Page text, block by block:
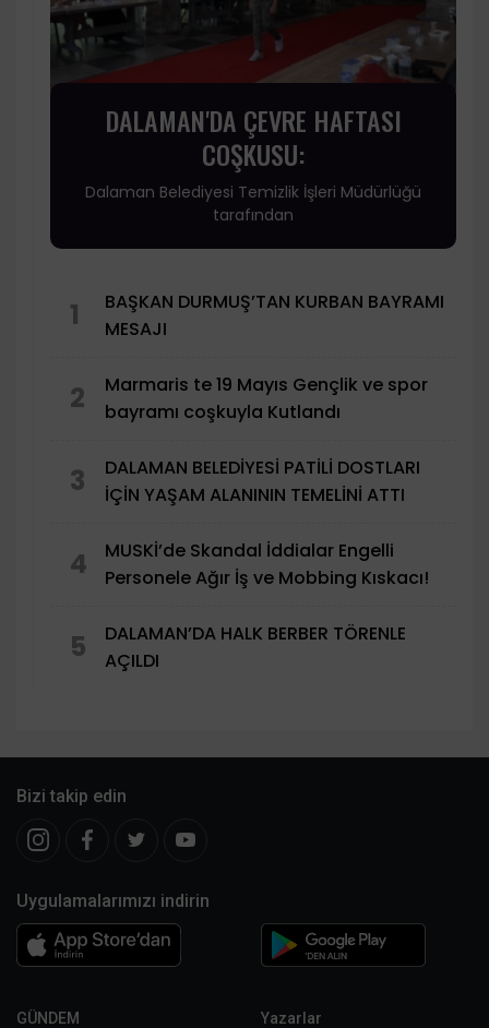
DALAMAN'DA ÇEVRE HAFTASI
COŞKUSU:
Dalaman Belediyesi Temizlik İşleri Müdürlüğü
tarafından
1
BAŞKAN DURMUŞ’TAN KURBAN BAYRAMI
MESAJI
2
Marmaris te 19 Mayıs Gençlik ve spor
bayramı coşkuyla Kutlandı
3
DALAMAN BELEDİYESİ PATİLİ DOSTLARI
İÇİN YAŞAM ALANININ TEMELİNİ ATTI
4
MUSKİ’de Skandal İddialar Engelli
Personele Ağır İş ve Mobbing Kıskacı!
5
DALAMAN’DA HALK BERBER TÖRENLE
AÇILDI
Bizi takip edin
Uygulamalarımızı indirin
GÜNDEM
Yazarlar